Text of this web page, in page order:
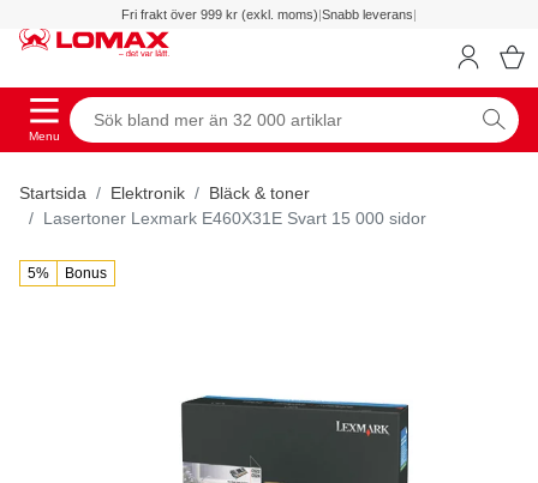
Fri frakt över 999 kr (exkl. moms)|Snabb leverans|
Menu
Startsida Elektronik
Bläck & toner
Lasertoner Lexmark E460X31E Svart 15 000 sidor
5% Bonus